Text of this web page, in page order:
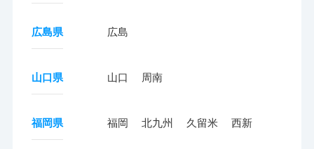
広島県 広島
山口県 山口 周南
福岡県 福岡 北九州 久留米 西新